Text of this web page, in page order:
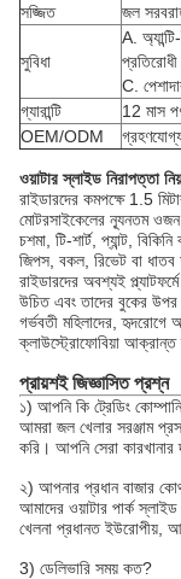
সজ্জিত জল
সুবিধা
A.
প্রতিরোধী
C.
গ্যারান্টি
12 মাস
OEM/ODM
ওয়াটার স্লাইড নিরাপত্তা
রাইডারদের কমপক্ষে 1.5
মোটরসাইকেলের ন্যূনতম
চশমা, টি-শার্ট, প্যান্ট,
জিপস, বকল, রিভেট বা
রাইডারদের অবশ্যই
উচিত এবং তাদের বুকের
গর্ভবতী মহিলাদের, হৃদরোগে
ক্লাউস্ট্রোফোবিয়া আক্রান্ত
প্রায়শই জিজ্ঞাসিত প্রশ্ন
১) আপনি কি ট্রেডিং
আমরা জল খেলার সরঞ্জাম
করি। আপনি সেরা কারখানার
২) আপনার প্রধান বাজার
আমাদের ওয়াটার পার্ক
খেলনা প্রধানত ইউরোপীয়,
3) ডেলিভারি সময় কত?